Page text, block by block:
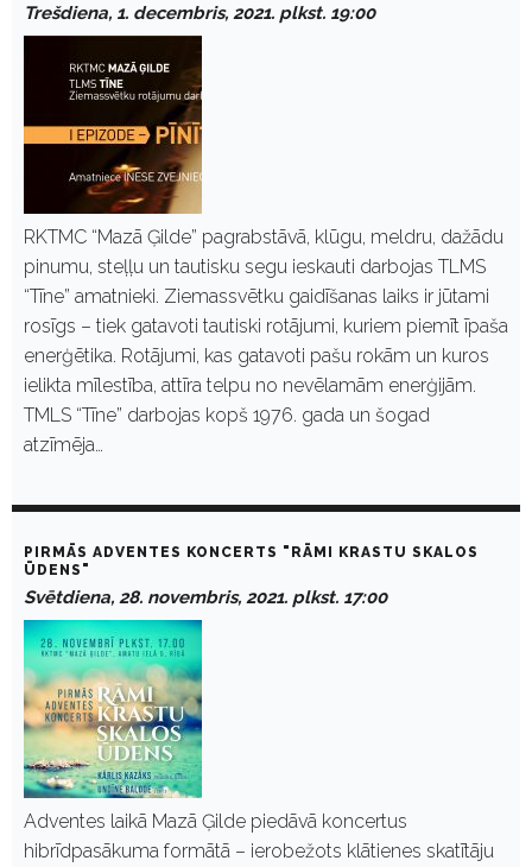
Trešdiena, 1. decembris, 2021. plkst. 19:00
RKTMC “Mazā Ģilde” pagrabstāvā, klūgu, meldru, dažādu
pinumu, steļļu un tautisku segu ieskauti darbojas TLMS
“Tīne” amatnieki. Ziemassvētku gaidīšanas laiks ir jūtami
rosīgs – tiek gatavoti tautiski rotājumi, kuriem piemīt īpaša
enerģētika. Rotājumi, kas gatavoti pašu rokām un kuros
ielikta mīlestība, attīra telpu no nevēlamām enerģijām.
TMLS “Tīne” darbojas kopš 1976. gada un šogad
atzīmēja…
PIRMĀS ADVENTES KONCERTS "RĀMI KRASTU SKALOS
ŪDENS"
Svētdiena, 28. novembris, 2021. plkst. 17:00
Adventes laikā Mazā Ģilde piedāvā koncertus
hibrīdpasākuma formātā – ierobežots klātienes skatītāju